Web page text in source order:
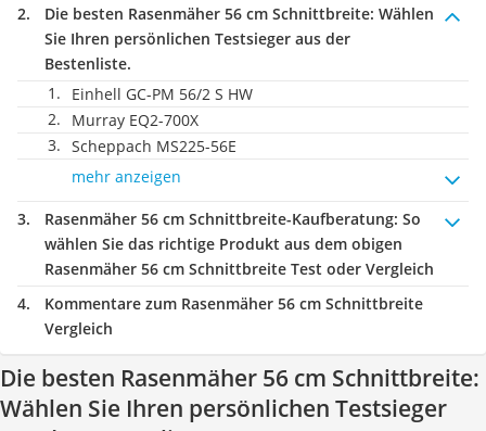
Die besten Rasenmäher 56 cm Schnittbreite: Wählen
Sie Ihren persönlichen Testsieger aus der
Bestenliste.
Einhell GC-PM 56/2 S HW
Murray EQ2-700X
Scheppach MS225-56E
mehr anzeigen
Rasenmäher 56 cm Schnittbreite-Kaufberatung: So
wählen Sie das richtige Produkt aus dem obigen
Rasenmäher 56 cm Schnittbreite Test oder Vergleich
Kommentare zum Rasenmäher 56 cm Schnittbreite
Vergleich
Die besten Rasenmäher 56 cm Schnittbreite:
Wählen Sie Ihren persönlichen Testsieger